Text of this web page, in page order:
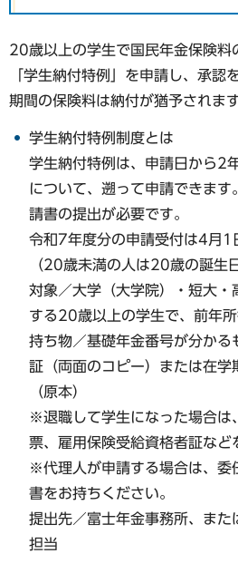
20歳以上の学生で国民年金保険料
「学生納付特例」を申請し、承認
期間の保険料は納付が猶予されます
学生納付特例制度とは
学生納付特例は、申請日から2
について、遡って申請できます
請書の提出が必要です。
令和7年度分の申請受付は4月1
（20歳未満の人は20歳の誕生
対象／大学（大学院）・短大・
する20歳以上の学生で、前年
持ち物／基礎年金番号が分かる
証（両面のコピー）または在学
（原本）
※退職して学生になった場合は
票、雇用保険受給資格者証など
※代理人が申請する場合は、委
書をお持ちください。
提出先／富士年金事務所、ま
担当